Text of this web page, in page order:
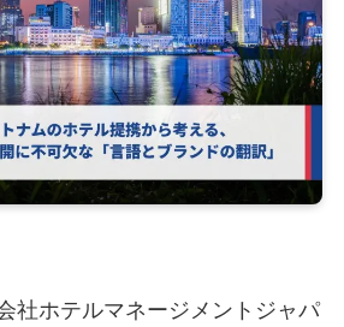
社ホテルマネージメントジャパ